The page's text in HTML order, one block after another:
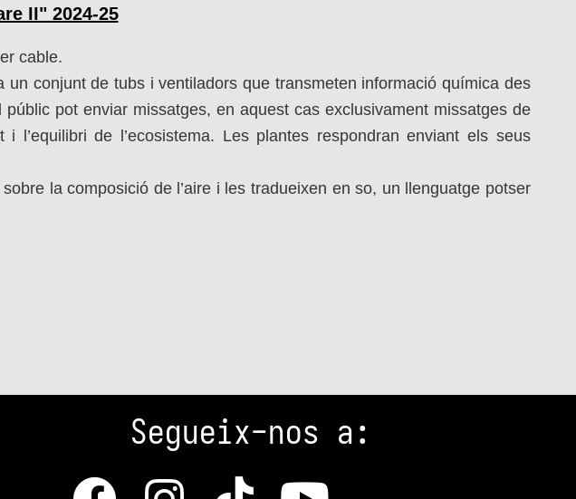
II" 2024-25
cable.
un conjunt de tubs i ventiladors que transmeten informació química des
pot enviar missatges, en aquest cas exclusivament missatges de
de l’ecosistema. Les plantes respondran enviant els seus
la composició de l’aire i les tradueixen en so, un llenguatge potser
Segueix-nos a: